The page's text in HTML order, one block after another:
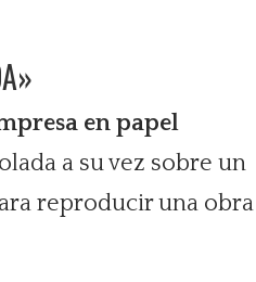
en papel
a su vez sobre un
reproducir una obra